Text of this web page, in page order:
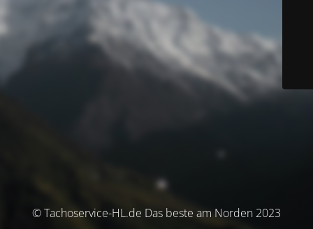
© Tachoservice-HL.de Das beste am Norden 2023